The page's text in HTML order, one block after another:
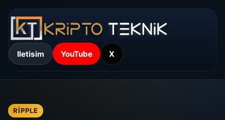
Iletisim YouTube X
RIPPLE